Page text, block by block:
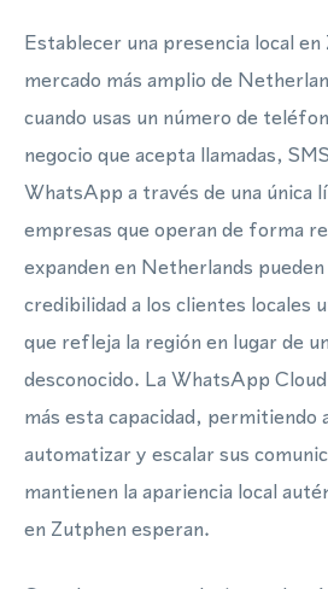
Establecer una presencia local
mercado más amplio de
cuando usas un número de
negocio que acepta llamadas,
WhatsApp a través de una única
empresas que operan de forma
expanden en Netherlands
credibilidad a los clientes locales
que refleja la región en lugar de
desconocido. La WhatsApp
más esta capacidad, permitiendo
automatizar y escalar sus
mantienen la apariencia local
en Zutphen esperan.